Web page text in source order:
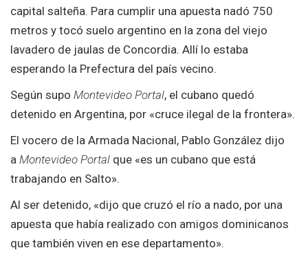
capital salteña. Para cumplir una apuesta nadó 750
metros y tocó suelo argentino en la zona del viejo
lavadero de jaulas de Concordia. Allí lo estaba
esperando la Prefectura del país vecino.
Según supo Montevideo Portal, el cubano quedó
detenido en Argentina, por «cruce ilegal de la frontera».
El vocero de la Armada Nacional, Pablo González dijo
a Montevideo Portal que «es un cubano que está
trabajando en Salto».
Al ser detenido, «dijo que cruzó el río a nado, por una
apuesta que había realizado con amigos dominicanos
que también viven en ese departamento».